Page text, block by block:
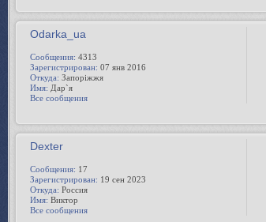
Odarka_ua
Сообщения: 4313
Зарегистрирован: 07 янв 2016
Откуда: Запоріжжя
Имя: Дар`я
Все сообщения
Dexter
Сообщения: 17
Зарегистрирован: 19 сен 2023
Откуда: Россия
Имя: Виктор
Все сообщения